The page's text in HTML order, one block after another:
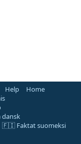
Help
Home
🇫🇮 Faktat suomeksi